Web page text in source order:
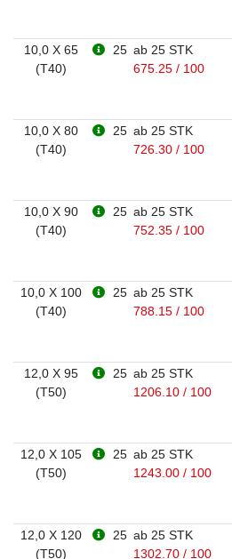
10,0 X 65
(T40)
25 ab 25 STK
675.25 / 100
10,0 X 80
(T40)
25 ab 25 STK
726.30 / 100
10,0 X 90
(T40)
25 ab 25 STK
752.35 / 100
10,0 X 100
(T40)
25 ab 25 STK
788.15 / 100
12,0 X 95
(T50)
25 ab 25 STK
1206.10 / 100
12,0 X 105
(T50)
25 ab 25 STK
1243.00 / 100
12,0 X 120
(T50)
25 ab 25 STK
1302.70 / 100